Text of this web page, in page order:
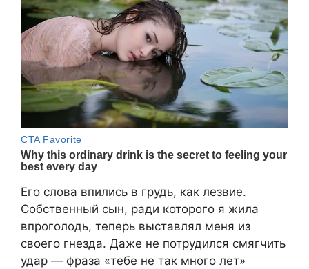
Его слова впились в грудь, как лезвие.
Собственный сын, ради которого я жила
впроголодь, теперь выставлял меня из
своего гнезда. Даже не потрудился смягчить
удар — фраза «тебе не так много лет»